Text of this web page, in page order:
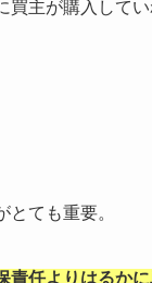
主が購入して
ても重要。
責任よりはるか